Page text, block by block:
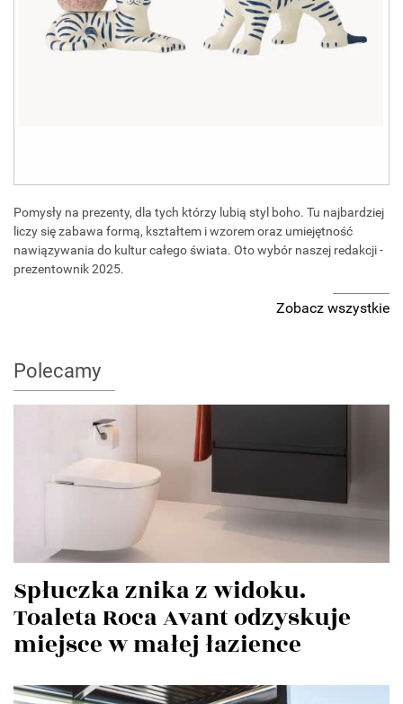
Pomysły na prezenty, dla tych którzy lubią styl boho. Tu najbardziej
liczy się zabawa formą, kształtem i wzorem oraz umiejętność
nawiązywania do kultur całego świata. Oto wybór naszej redakcji -
prezentownik 2025.
Zobacz wszystkie
Polecamy
Spłuczka znika z widoku.
Toaleta Roca Avant odzyskuje
miejsce w małej łazience